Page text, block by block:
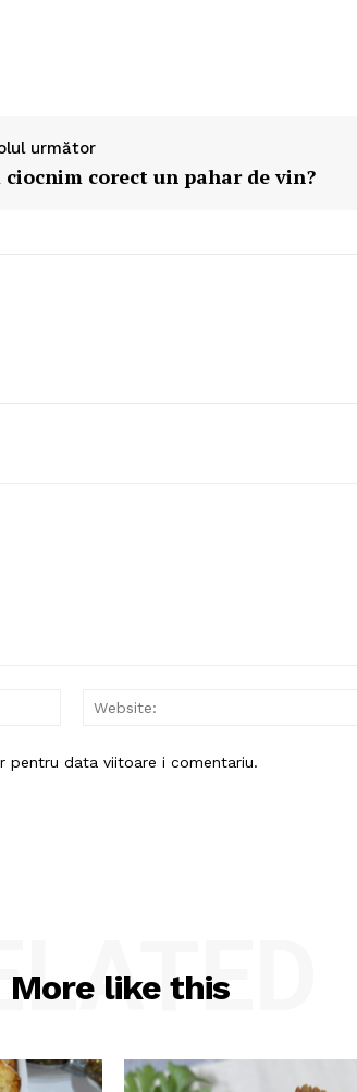
următor
ciocnim corect un pahar de vin?
Email:*
pentru data viitoare i comentariu.
More like this